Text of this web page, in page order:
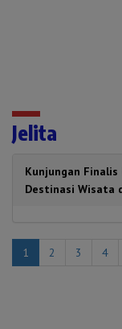
Jelita
Kunjungan
Destinasi Wisata
1 2 3 4